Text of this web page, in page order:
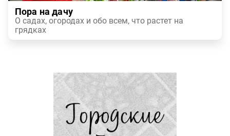
Пора на дачу
О садах, огородах и обо всем, что растет на
грядках